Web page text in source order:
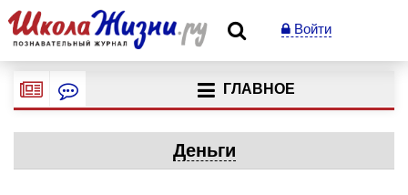
Войти
ГЛАВНОЕ
Деньги